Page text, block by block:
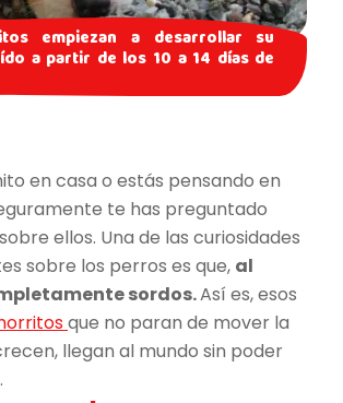
empiezan a desarrollar su
a partir de los 10 a 14 días de
en casa o estás pensando en
te has preguntado
ellos. Una de las curiosidades
sobre los perros es que, al
sordos.Así es, esos
que no paran de mover la
llegan al mundo sin poder